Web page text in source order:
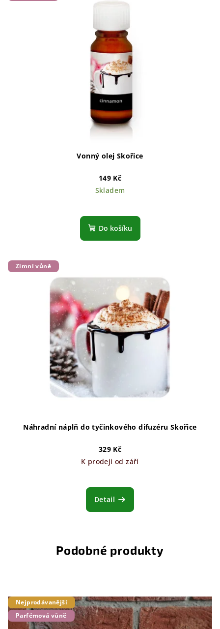
Vonný olej Skořice
149 Kč
Skladem
Do košíku
Zimní vůně
Náhradní náplň do tyčinkového difuzéru Skořice
329 Kč
K prodeji od září
Detail
Podobné produkty
Nejprodávanější
Parfémová vůně